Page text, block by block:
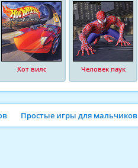
Хот вилс Человек паук
Простые игры для мальчиков